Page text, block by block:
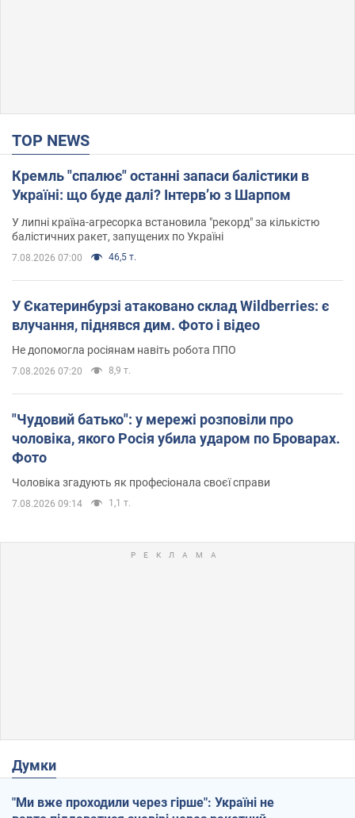
TOP NEWS
Кремль "спалює" останні запаси балістики в
Україні: що буде далі? Інтерв’ю з Шарпом
У липні країна-агресорка встановила "рекорд" за кількістю
балістичних ракет, запущених по Україні
7.08.2026 07:00 46,5 т.
У Єкатеринбурзі атаковано склад Wildberries: є
влучання, піднявся дим. Фото і відео
Не допомогла росіянам навіть робота ППО
7.08.2026 07:20 8,9 т.
"Чудовий батько": у мережі розповіли про
чоловіка, якого Росія убила ударом по Броварах.
Фото
Чоловіка згадують як професіонала своєї справи
7.08.2026 09:14 1,1 т.
Думки
"Ми вже проходили через гірше": Україні не